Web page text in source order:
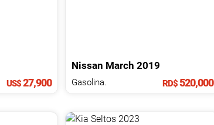
US$27,900
Nissan March 2019
Gasolina. RD$520,000